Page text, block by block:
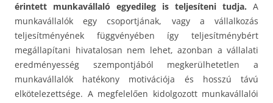
érintett munkavállaló egyedileg is teljesíteni tudja. A
munkavállalók egy csoportjának, vagy a vállalkozás
teljesítményének függvényében így teljesítménybért
megállapítani hivatalosan nem lehet, azonban a vállalati
eredményesség szempontjából megkerülhetetlen a
munkavállalók hatékony motivációja és hosszú távú
elkötelezettsége. A megfelelően kidolgozott munkavállalói